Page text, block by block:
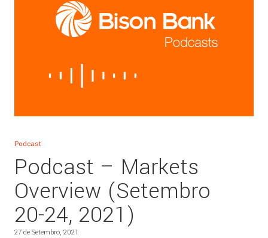
Podcast
Podcast – Markets
Overview (Setembro
20-24, 2021)
27 de Setembro, 2021